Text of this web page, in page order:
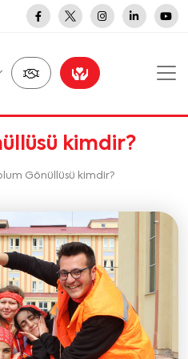
kimdir?
Gönüllüsü kimdir?